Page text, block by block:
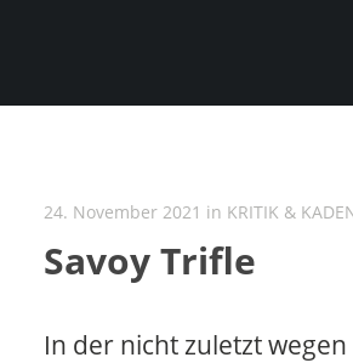
24. November 2021 in KRITIK &
Savoy Trifle
In der nicht zuletzt